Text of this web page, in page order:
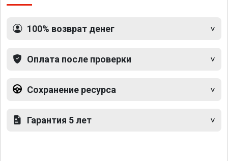
100% возврат денег
Оплата после проверки
Сохранение ресурса
Гарантия 5 лет